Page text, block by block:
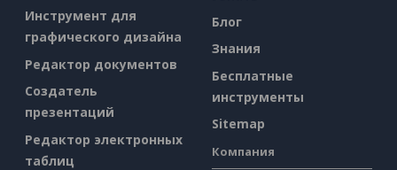
Инструмент для
графического дизайна
Редактор документов
Создатель
презентаций
Редактор электронных
таблиц
Блог
Знания
Бесплатные
инструменты
Sitemap
Компания